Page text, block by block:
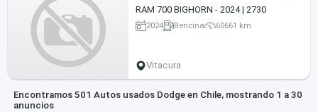
RAM 700 BIGHORN - 2024 | 2730
2024 Bencina 60661 km
Vitacura
Encontramos 501 Autos usados Dodge en Chile, mostrando 1 a 30
anuncios